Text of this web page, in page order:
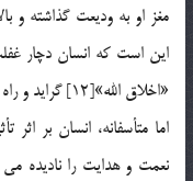
مغز او به وديعت گذاشته و
اين است كه انسان دچار
«اخلاق الله»[12] گرايد و راه تكامل را بپيمايد.
اما متأسفانه، انسان بر
نعمت و هدايت را ناديده مي